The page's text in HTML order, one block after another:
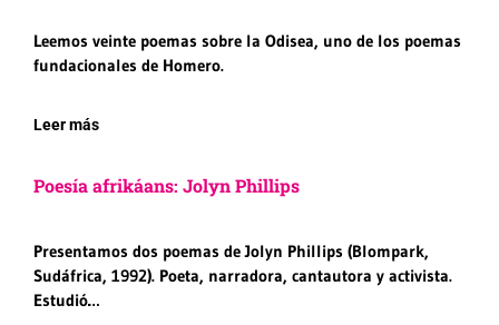
Leemos veinte poemas sobre la Odisea, uno de los poemas
fundacionales de Homero.
Leer más
Poesía afrikáans: Jolyn Phillips
Presentamos dos poemas de Jolyn Phillips (Blompark,
Sudáfrica, 1992). Poeta, narradora, cantautora y activista.
Estudió…